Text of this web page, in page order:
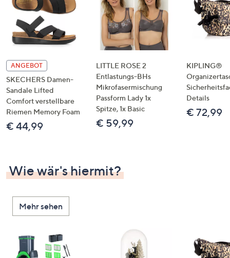
ANGEBOT
SKECHERS Damen-
Sandale Lifted
Comfort verstellbare
Riemen Memory Foam
€ 44,99
LITTLE ROSE 2
Entlastungs-BHs
Mikrofasermischung
Passform Lady 1x
Spitze, 1x Basic
€ 59,99
KIPLING®
Details
€ 72,99
Wie wär's hiermit?
Mehr sehen